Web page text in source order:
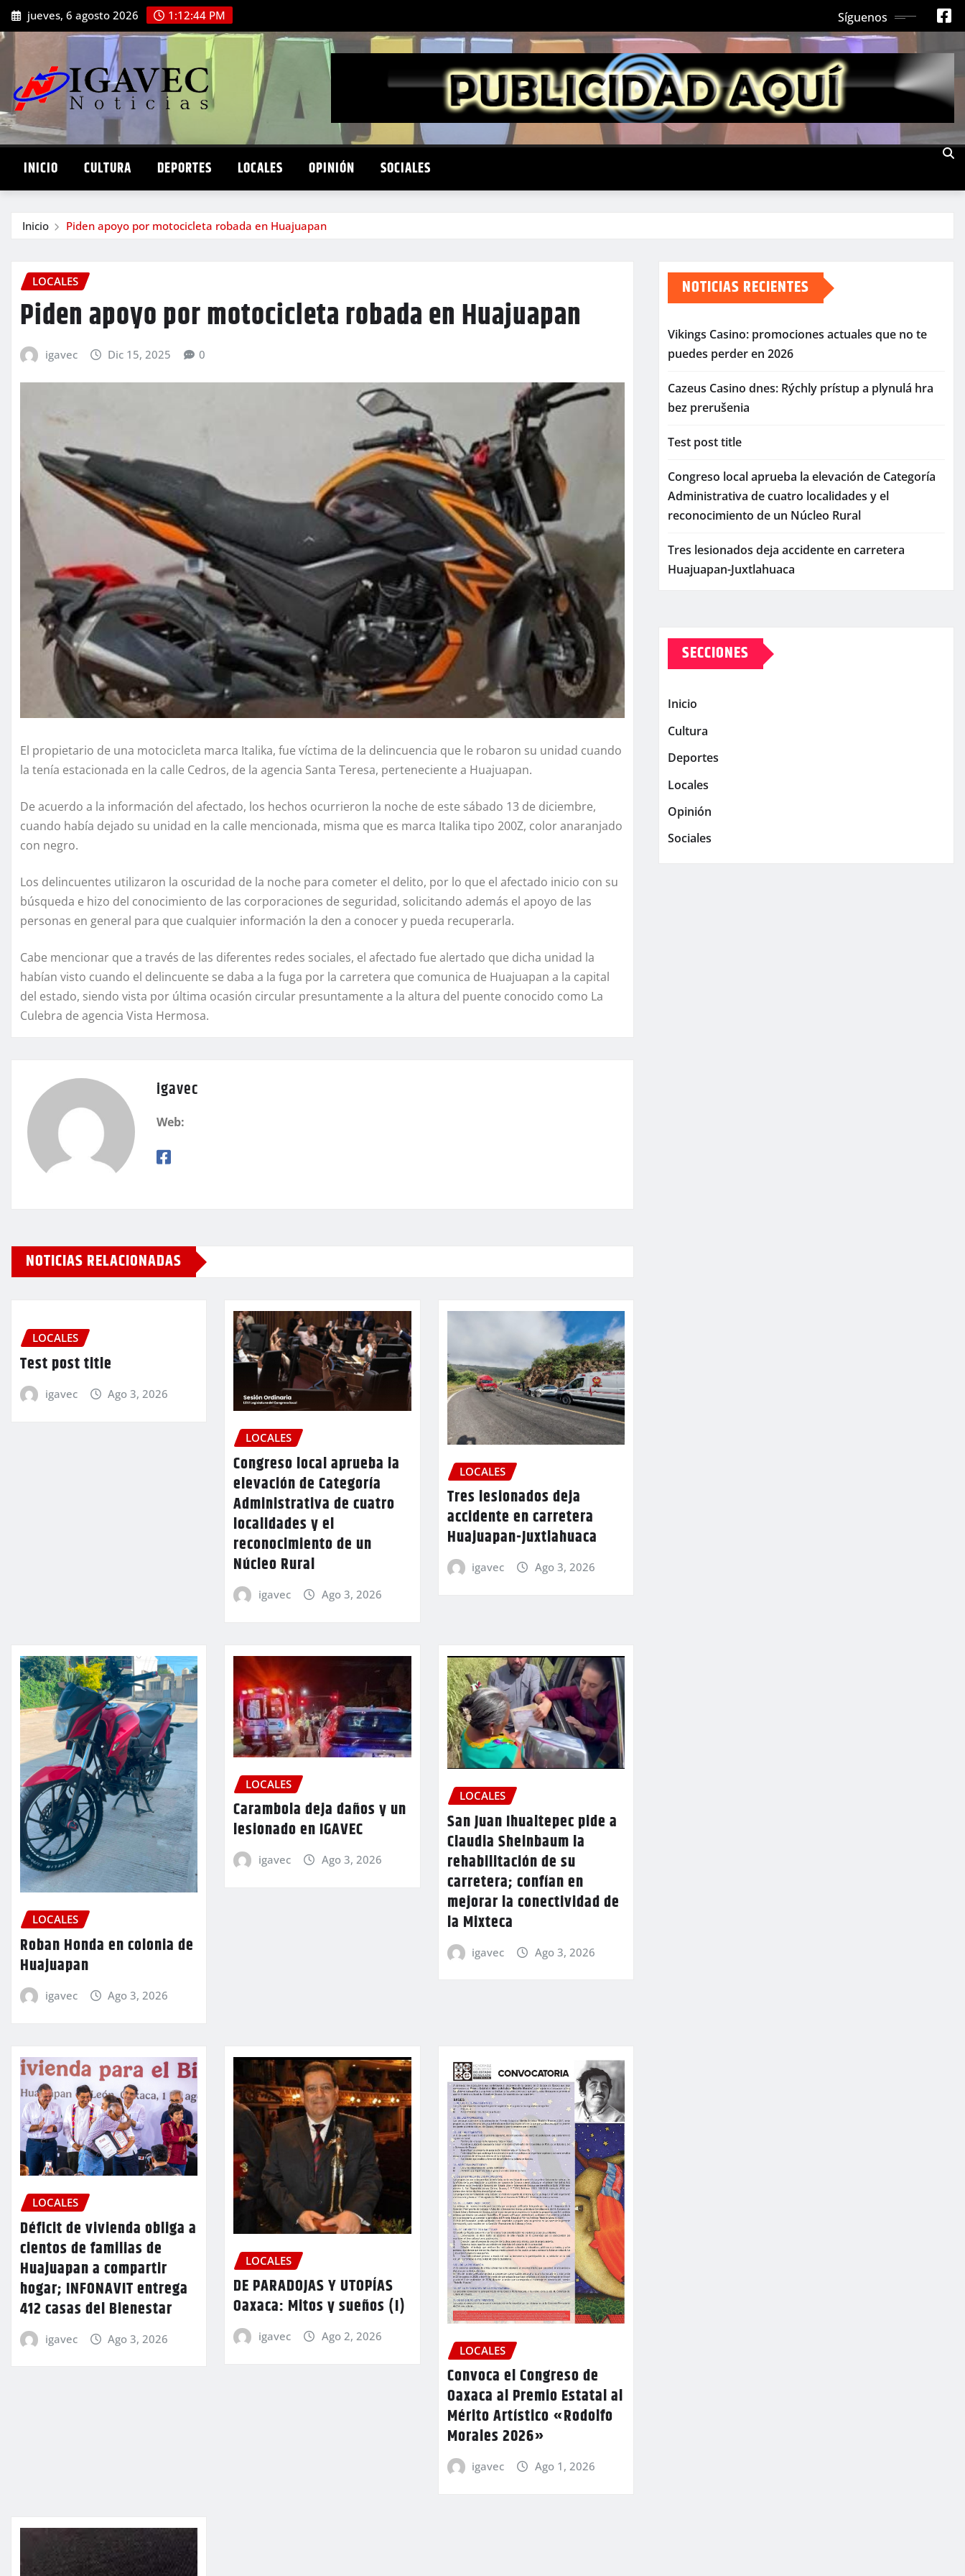
Saltar
al
contenido
jueves, 6 agosto 2026 1:12:46 PM Síguenos
INICIO CULTURA DEPORTES LOCALES OPINIÓN SOCIALES
Inicio Piden apoyo por motocicleta robada en Huajuapan
LOCALES
Piden apoyo por motocicleta robada en Huajuapan
igavec Dic 15, 2025 0
El propietario de una motocicleta marca Italika, fue víctima de la delincuencia que le robaron su unidad cuando
la tenía estacionada en la calle Cedros, de la agencia Santa Teresa, perteneciente a Huajuapan.
De acuerdo a la información del afectado, los hechos ocurrieron la noche de este sábado 13 de diciembre,
cuando había dejado su unidad en la calle mencionada, misma que es marca Italika tipo 200Z, color anaranjado
con negro.
Los delincuentes utilizaron la oscuridad de la noche para cometer el delito, por lo que el afectado inicio con su
búsqueda e hizo del conocimiento de las corporaciones de seguridad, solicitando además el apoyo de las
personas en general para que cualquier información la den a conocer y pueda recuperarla.
Cabe mencionar que a través de las diferentes redes sociales, el afectado fue alertado que dicha unidad la
habían visto cuando el delincuente se daba a la fuga por la carretera que comunica de Huajuapan a la capital
del estado, siendo vista por última ocasión circular presuntamente a la altura del puente conocido como La
Culebra de agencia Vista Hermosa.
igavec
Web:
NOTICIAS RELACIONADAS
LOCALES
Test post title
igavec Ago 3, 2026
LOCALES
Congreso local aprueba la
elevación de Categoría
Administrativa de cuatro
localidades y el
reconocimiento de un
Núcleo Rural
igavec Ago 3, 2026
LOCALES
Tres lesionados deja
accidente en carretera
Huajuapan-Juxtlahuaca
igavec Ago 3, 2026
LOCALES
Roban Honda en colonia de
Huajuapan
igavec Ago 3, 2026
LOCALES
Carambola deja daños y un
lesionado en IGAVEC
igavec Ago 3, 2026
LOCALES
San Juan Ihualtepec pide a
Claudia Sheinbaum la
rehabilitación de su
carretera; confían en
mejorar la conectividad de
la Mixteca
igavec Ago 3, 2026
LOCALES
Déficit de vivienda obliga a
cientos de familias de
Huajuapan a compartir
hogar; INFONAVIT entrega
412 casas del Bienestar
igavec Ago 3, 2026
LOCALES
DE PARADOJAS Y UTOPÍAS
Oaxaca: Mitos y sueños (I)
igavec
Ago 2, 2026
LOCALES
Convoca el Congreso de
Oaxaca al Premio Estatal al
Mérito Artístico «Rodolfo
Morales 2026»
igavec Ago 1, 2026
NOTICIAS RECIENTES
Vikings Casino: promociones actuales que no te
puedes perder en 2026
Cazeus Casino dnes: Rýchly prístup a plynulá hra
bez prerušenia
Test post title
Congreso local aprueba la elevación de Categoría
Administrativa de cuatro localidades y el
reconocimiento de un Núcleo Rural
Tres lesionados deja accidente en carretera
Huajuapan-Juxtlahuaca
SECCIONES
Inicio
Cultura
Deportes
Locales
Opinión
Sociales